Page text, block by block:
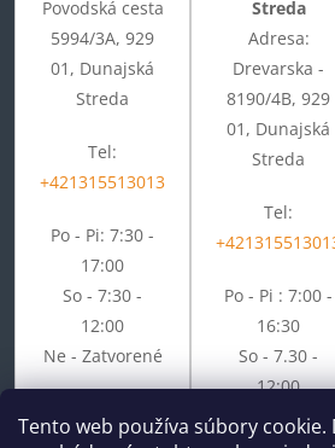
Tento web používa súbory cookie.
Povodská cesta
5994/3A, 929
01, Dunajská
Streda
Tel:
+421315513013
Po - Pi: 7:30 -
17:00
So - 7:30 -
12:00
Ne - Zatvorené
Streda
Adresa:
Drevarska -
8190/4B, 929
01, Dunajská
Streda
Tel:
Po - Pi : 7:00 -
16:30
So - 7.30 -
12:00
Ne -